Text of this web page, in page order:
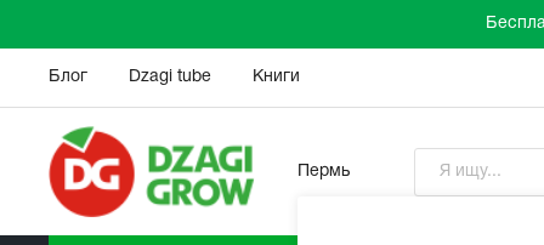
Блог Dzagi tube Книги
Пермь